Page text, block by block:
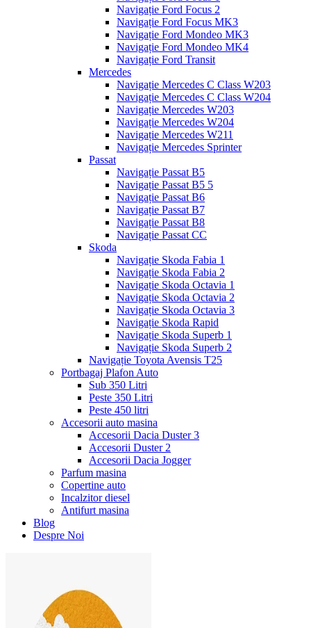
Navigație Ford Focus 2
Navigație Ford Focus MK3
Navigație Ford Mondeo MK3
Navigație Ford Mondeo MK4
Navigație Ford Transit
Mercedes
Navigație Mercedes C Class W203
Navigație Mercedes C Class W204
Navigație Mercedes W203
Navigație Mercedes W204
Navigație Mercedes W211
Navigație Mercedes Sprinter
Passat
Navigație Passat B5
Navigație Passat B5 5
Navigație Passat B6
Navigație Passat B7
Navigație Passat B8
Navigație Passat CC
Skoda
Navigație Skoda Fabia 1
Navigație Skoda Fabia 2
Navigație Skoda Octavia 1
Navigație Skoda Octavia 2
Navigație Skoda Octavia 3
Navigație Skoda Rapid
Navigație Skoda Superb 1
Navigație Skoda Superb 2
Navigație Toyota Avensis T25
Portbagaj Plafon Auto
Sub 350 Litri
Peste 350 Litri
Peste 450 litri
Accesorii auto masina
Accesorii Dacia Duster 3
Accesorii Duster 2
Accesorii Dacia Jogger
Parfum masina
Copertine auto
Incalzitor diesel
Antifurt masina
Blog
Despre Noi